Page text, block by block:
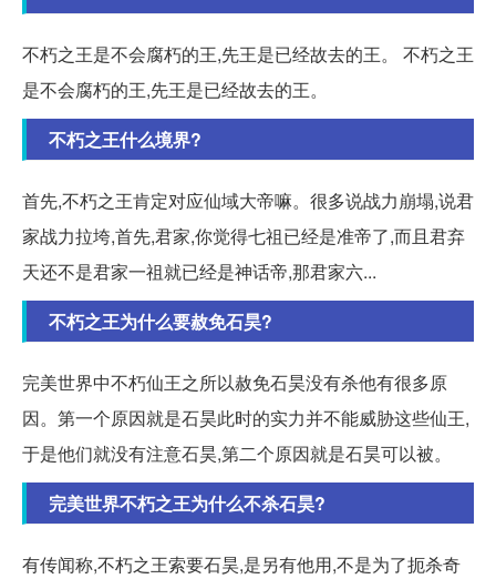
不朽之王是不会腐朽的王,先王是已经故去的王。 不朽之王
是不会腐朽的王,先王是已经故去的王。
不朽之王什么境界?
首先,不朽之王肯定对应仙域大帝嘛。很多说战力崩塌,说君
家战力拉垮,首先,君家,你觉得七祖已经是准帝了,而且君弃
天还不是君家一祖就已经是神话帝,那君家六...
不朽之王为什么要赦免石昊?
完美世界中不朽仙王之所以赦免石昊没有杀他有很多原
因。第一个原因就是石昊此时的实力并不能威胁这些仙王,
于是他们就没有注意石昊,第二个原因就是石昊可以被。
完美世界不朽之王为什么不杀石昊?
有传闻称,不朽之王索要石昊,是另有他用,不是为了扼杀奇